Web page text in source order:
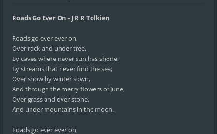
Roads Go Ever On - J R R Tolkien
Roads go ever ever on,
Over rock and under tree,
By caves where never sun has shone,
By streams that never find the sea;
Over snow by winter sown,
And through the merry flowers of June,
Over grass and over stone,
And under mountains in the moon.
Roads go ever ever on,